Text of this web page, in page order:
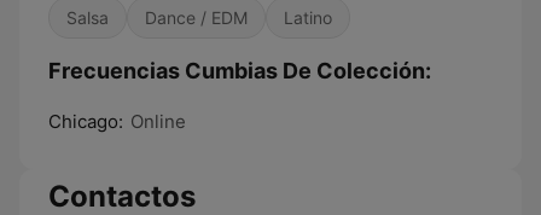
Salsa Dance / EDM Latino
Frecuencias Cumbias De Colección:
Chicago: Online
Contactos